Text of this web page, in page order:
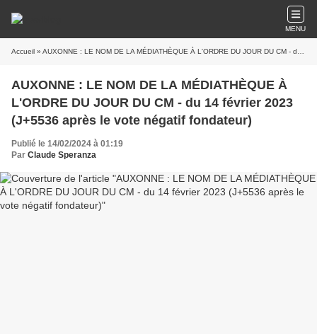
MENU
Accueil » AUXONNE : LE NOM DE LA MÉDIATHÈQUE À L'ORDRE DU JOUR DU CM - du 14 février 2023 (J+5536 après le vote négatif fondateur)
AUXONNE : LE NOM DE LA MÉDIATHÈQUE À
L'ORDRE DU JOUR DU CM - du 14 février 2023
(J+5536 après le vote négatif fondateur)
Publié le 14/02/2024 à 01:19
Par Claude Speranza